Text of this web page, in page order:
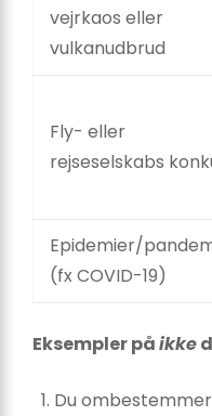
vejrkaos eller
vulkanudbrud
Fly- eller
rejseselskabs
Epidemier/
(fx COVID-19)
Eksempler påikke
Du